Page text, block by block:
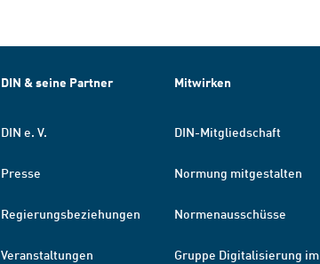
DIN & seine Partner
DIN e. V.
Presse
Regierungsbeziehungen
Veranstaltungen
Mitwirken
DIN-Mitgliedschaft
Normung mitgestalten
Normenausschüsse
Gruppe Digitalisierung im